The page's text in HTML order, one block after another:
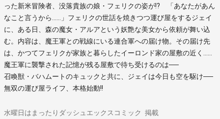
った新米冒険者、没落貴族の娘・フェリクの姿が!? 「あなたがあん
なこと言うから……」フェリクの世話を焼きつつ運び屋をするジェイ
に、ある日、森の魔女・アルアという妖艶な美女から依頼が舞い込
む。内容は、魔王軍との戦線にいる連合軍への届け物。その届け先
は、かつてフェリクが家族と暮らしたイーロンド家の屋敷の近く……
魔王軍に襲撃された記憶が残る屋敷で待ち受けるのは──
召喚獣・バハムートのキュックと共に、ジェイは今日も空を駆け──
無双の運び屋ライフ、本格始動!!
水曜日はまったりダッシュエックスコミック 掲載